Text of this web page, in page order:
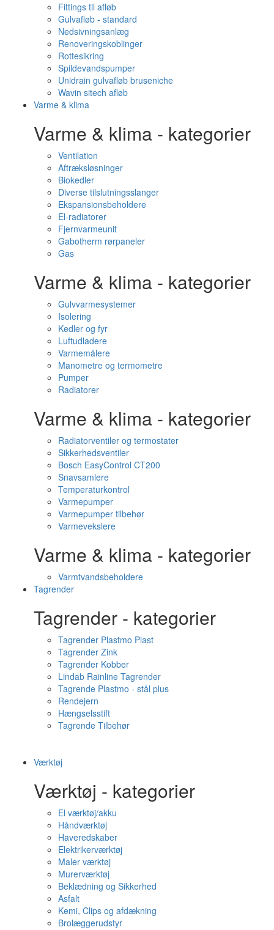
Fittings til afløb
Gulvafløb - standard
Nedsivningsanlæg
Renoveringskoblinger
Rottesikring
Spildevandspumper
Unidrain gulvafløb bruseniche
Wavin sitech afløb
Varme & klima
Varme & klima - kategorier
Ventilation
Aftræksløsninger
Biokedler
Diverse tilslutningsslanger
Ekspansionsbeholdere
El-radiatorer
Fjernvarmeunit
Gabotherm rørpaneler
Gas
Varme & klima - kategorier
Gulvvarmesystemer
Isolering
Kedler og fyr
Luftudladere
Varmemålere
Manometre og termometre
Pumper
Radiatorer
Varme & klima - kategorier
Radiatorventiler og termostater
Sikkerhedsventiler
Bosch EasyControl CT200
Snavsamlere
Temperaturkontrol
Varmepumper
Varmepumper tilbehør
Varmevekslere
Varme & klima - kategorier
Varmtvandsbeholdere
Tagrender
Tagrender - kategorier
Tagrender Plastmo Plast
Tagrender Zink
Tagrender Kobber
Lindab Rainline Tagrender
Tagrende Plastmo - stål plus
Rendejern
Hængselsstift
Tagrende Tilbehør
Værktøj
Værktøj - kategorier
El værktøj/akku
Håndværktøj
Haveredskaber
Elektrikerværktøj
Maler værktøj
Murerværktøj
Beklædning og Sikkerhed
Asfalt
Kemi, Clips og afdækning
Brolæggerudstyr